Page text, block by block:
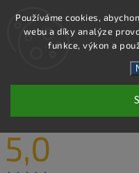
Používáme cookies,
webu a díky analýze
funkce, výkon a
HODNOCENÍ
5,0